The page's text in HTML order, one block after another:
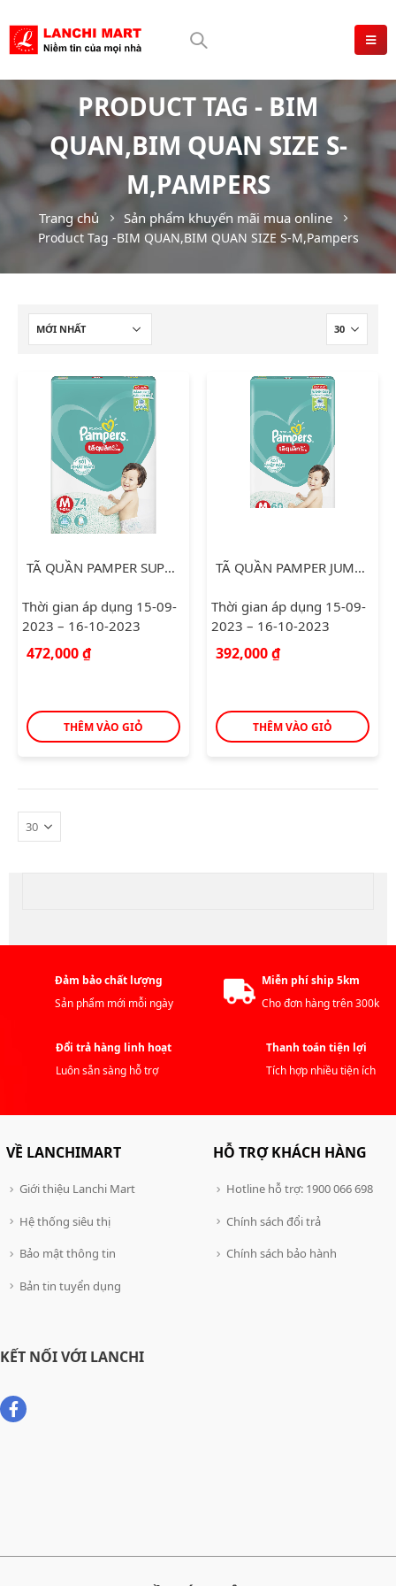
PRODUCT TAG - BIM
QUAN,BIM QUAN SIZE S-
M,PAMPERS
Trang chủ Sản phẩm khuyến mãi mua online
Product Tag -BIM QUAN,BIM QUAN SIZE S-M,Pampers
TÃ QUẦN PAMPER SUPER JUMBO M74
Thời gian áp dụng 15-09-
2023 – 16-10-2023
472,000₫
THÊM VÀO GIỎ
TÃ QUẦN PAMPER JUMBO M60
Thời gian áp dụng 15-09-
2023 – 16-10-2023
392,000₫
THÊM VÀO GIỎ
Đảm bảo chất lượng
Sản phẩm mới mỗi ngày
Miễn phí ship 5km
Cho đơn hàng trên 300k
Đổi trả hàng linh hoạt
Luôn sẵn sàng hỗ trợ
Thanh toán tiện lợi
Tích hợp nhiều tiện ích
VỀ LANCHIMART
Giới thiệu Lanchi Mart
Hệ thống siêu thị
Bảo mật thông tin
Bản tin tuyển dụng
HỖ TRỢ KHÁCH HÀNG
Hotline hỗ trợ: 1900 066 698
Chính sách đổi trả
Chính sách bảo hành
KẾT NỐI VỚI LANCHI